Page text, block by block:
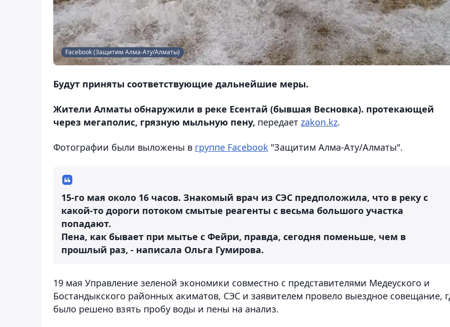
Facebook (Защитим Алма-Ату/Алматы)
Будут приняты соответствующие дальнейшие меры.
Жители Алматы обнаружили в реке Есентай (бывшая Весновка). протекающей
через мегаполис, грязную мыльную пену, передает zakon.kz.
Фотографии были выложены в группе Facebook "Защитим Алма-Ату/Алматы".
15-го мая около 16 часов. Знакомый врач из СЭС предположила, что в реку с
какой-то дороги потоком смытые реагенты с весьма большого участка
попадают.
Пена, как бывает при мытье с Фейри, правда, сегодня поменьше, чем в
прошлый раз, - написала Ольга Гумирова.
19 мая Управление зеленой экономики совместно с представителями Медеуского и
Бостандыкского районных акиматов, СЭС и заявителем провело выездное совещание,
было решено взять пробу воды и пены на анализ.